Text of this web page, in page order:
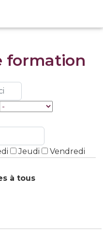
formation
Jeudi
Vendredi
à tous